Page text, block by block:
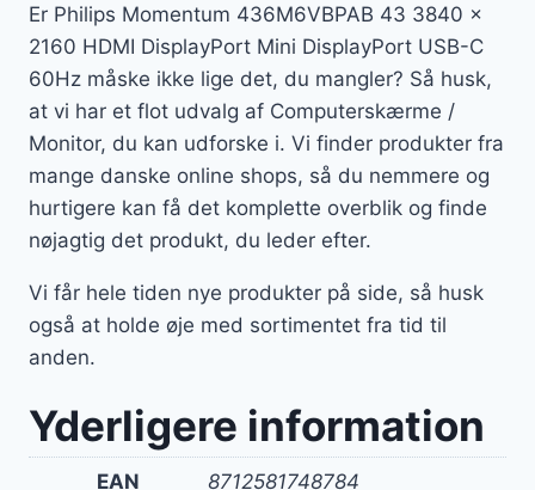
Er Philips Momentum 436M6VBPAB 43 3840 x
2160 HDMI DisplayPort Mini DisplayPort USB-C
60Hz måske ikke lige det, du mangler? Så husk,
at vi har et flot udvalg af Computerskærme /
Monitor, du kan udforske i. Vi finder produkter fra
mange danske online shops, så du nemmere og
hurtigere kan få det komplette overblik og finde
nøjagtig det produkt, du leder efter.
Vi får hele tiden nye produkter på side, så husk
også at holde øje med sortimentet fra tid til
anden.
Yderligere information
EAN 8712581748784